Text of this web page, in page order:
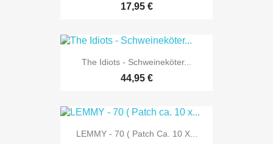
17,95 €
The Idiots - Schweineköter...
44,95 €
LEMMY - 70 ( Patch Ca. 10 X...